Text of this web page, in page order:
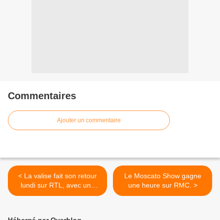
Commentaires
Ajouter un commentaire
< La valise fait son retour
lundi sur RTL, avec une
nouvelle formule.
Le Moscato Show gagne
une heure sur RMC. >